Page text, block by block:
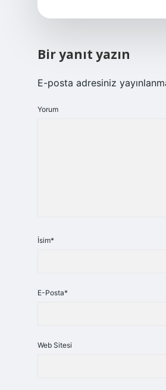
Bir yanıt yazın
E-posta adresiniz
Yorum
İsim*
E-Posta*
Web Sitesi